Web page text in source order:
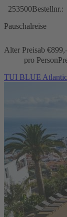
253500Bestellnr.:
Pauschalreise
Alter Preisab €899,-
pro Person
TUI BLUE